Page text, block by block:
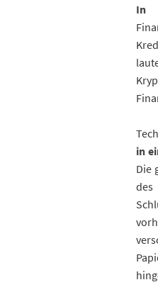
In
in
Die
des